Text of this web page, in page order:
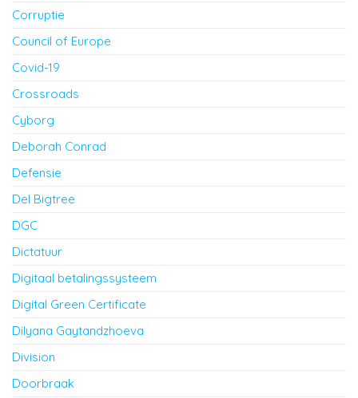
Corruptie
Council of Europe
Covid-19
Crossroads
Cyborg
Deborah Conrad
Defensie
Del Bigtree
DGC
Dictatuur
Digitaal betalingssysteem
Digital Green Certificate
Dilyana Gaytandzhoeva
Division
Doorbraak